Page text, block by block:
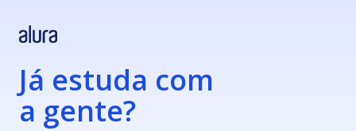
Já estuda com
a gente?